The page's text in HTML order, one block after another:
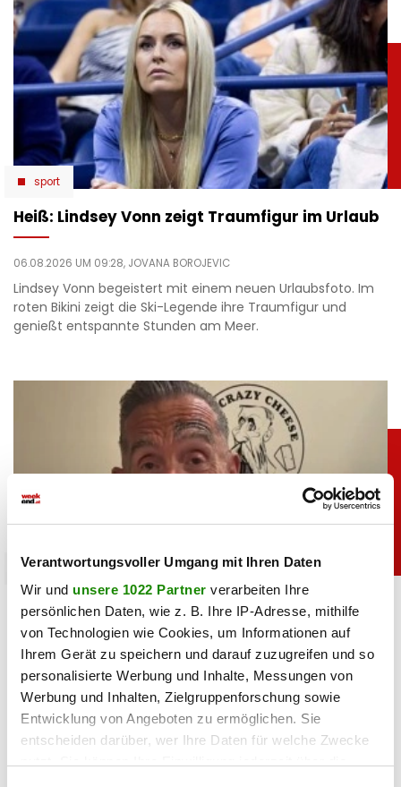
Verantwortungsvoller Umgang mit Ihren Daten
Wir und unsere 1022 Partner verarbeiten Ihre
persönlichen Daten, wie z. B. Ihre IP-Adresse, mithilfe
von Technologien wie Cookies, um Informationen auf
Ihrem Gerät zu speichern und darauf zuzugreifen und so
personalisierte Werbung und Inhalte, Messungen von
Werbung und Inhalten, Zielgruppenforschung sowie
Entwicklung von Angeboten zu ermöglichen. Sie
entscheiden darüber, wer Ihre Daten für welche Zwecke
sport
Heiß: Lindsey Vonn zeigt Traumfigur im Urlaub
06.08.2026 UM 09:28, JOVANA BOROJEVIC
Lindsey Vonn begeistert mit einem neuen Urlaubsfoto. Im
roten Bikini zeigt die Ski-Legende ihre Traumfigur und
genießt entspannte Stunden am Meer.
chronik
Crazy Cheese Konkurs: Käse-Millionär
Ludomirska ist pleite
08.07.2026 UM 16:30,STEFANIE HERMANN
Crazy Cheese ist pleite: Zwei Firmen sind insolvent, alle
Standorte wurden geschlossen. Das steckt hinter dem
Konkurs von Roland Ludomirska.